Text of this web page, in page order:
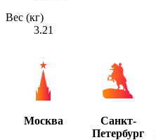
Вес (кг)
3.21
Москва
Санкт-
Петербург